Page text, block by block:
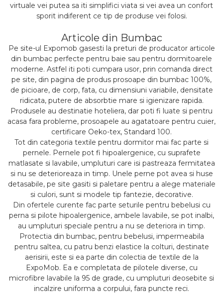
virtuale vei putea sa iti simplifici viata si vei avea un confort
sporit indiferent ce tip de produse vei folosi.
Articole din Bumbac
Pe site-ul Expomob gasesti la preturi de producator articole
din bumbac perfecte pentru baie sau pentru dormitoarele
moderne. Astfel iti poti cumpara usor, prin comanda direct
pe site, din pagina de produs prosoape din bumbac 100%,
de picioare, de corp, fata, cu dimensiuni variabile, densitate
ridicata, putere de absorbtie mare si igienizare rapida.
Produsele au destinatie hoteliera, dar poti fi luate si pentru
acasa fara probleme, prosoapele au agatatoare pentru cuier,
certificare Oeko-tex, Standard 100.
Tot din categoria textile pentru dormitor mai fac parte si
pernele. Pernele pot fi hipoalergenice, cu suprafete
matlasate si lavabile, umpluturi care isi pastreaza fermitatea
si nu se deterioreaza in timp. Unele perne pot avea si huse
detasabile, pe site gasiti si paletare pentru a alege materiale
si culori, sunt si modele tip fantezie, decorative.
Din ofertele curente fac parte seturile pentru bebelusi cu
perna si pilote hipoalergenice, ambele lavabile, se pot inalbi,
au umpluturi speciale pentru a nu se deteriora in timp.
Protectia din bumbac, pentru bebelusi, impermeabila
pentru saltea, cu patru benzi elastice la colturi, destinate
aerisirii, este si ea parte din colectia de textile de la
ExpoMob. Ea e completata de pilotele diverse, cu
microfibre lavabile la 95 de grade, cu umpluturi deosebite si
incalzire uniforma a corpului, fara puncte reci.